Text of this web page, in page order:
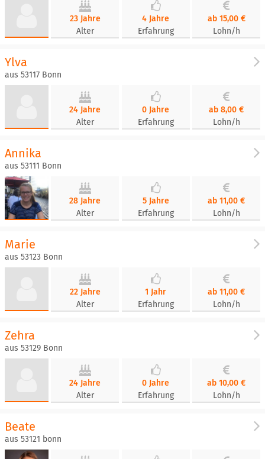
23 Jahre
Alter
4 Jahre
Erfahrung
ab 15,00 €
Lohn/h
Ylva
aus 53117 Bonn
24 Jahre
Alter
0 Jahre
Erfahrung
ab 8,00 €
Lohn/h
Annika
aus 53111 Bonn
28 Jahre
Alter
5 Jahre
Erfahrung
ab 11,00 €
Lohn/h
Marie
aus 53123 Bonn
22 Jahre
Alter
1 Jahr
Erfahrung
ab 11,00 €
Lohn/h
Zehra
aus 53129 Bonn
24 Jahre
Alter
0 Jahre
Erfahrung
ab 10,00 €
Lohn/h
Beate
aus 53121 bonn